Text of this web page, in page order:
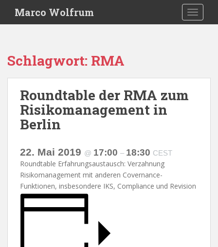
i
Marco Wolfrum
Schlagwort: RMA
Roundtable der RMA zum
Risikomanagement in
Berlin
22. Mai 2019 @ 17:00 – 18:30 CEST
Roundtable Erfahrungsaustausch: Verzahnung
Risikomanagement mit anderen Covernance-
Funktionen, insbesondere IKS, Compliance und Revision